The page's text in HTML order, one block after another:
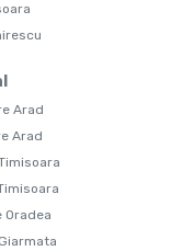
Arad
Arad
Oradea